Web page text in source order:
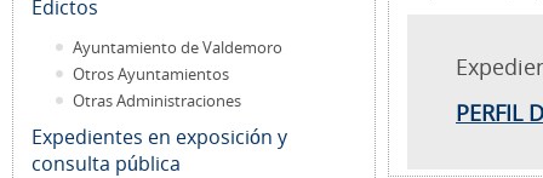
Edictos
Ayuntamiento de Valdemoro
Otros Ayuntamientos
Otras Administraciones
Expedientes en exposición y
consulta pública
PERFIL